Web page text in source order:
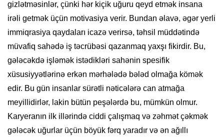
gizlətməsinlər, çünki hər kiçik uğuru qeyd etmək insana
irəli getmək üçün motivasiya verir. Bundan əlavə, əgər yerli
immiqrasiya qaydaları icazə verirsə, təhsil müddətində
müvafiq sahədə iş təcrübəsi qazanmaq yaxşı fikirdir. Bu,
gələcəkdə işləmək istədikləri sahənin spesifik
xüsusiyyətlərinə erkən mərhələdə bələd olmağa kömək
edir. Bu gün insanlar sürətli nəticələrə can atmağa
meyillidirlər, lakin bütün peşələrdə bu, mümkün olmur.
Karyeranın ilk illərində ciddi çalışmaq və zəhmət çəkmək
gələcək uğurlar üçün böyük fərq yaradır və ən ağıllı